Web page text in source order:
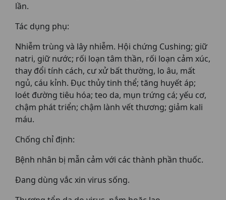
lần.
Tác dụng phụ:
Nhiễm trùng và lây nhiễm. Hội chứng Cushing; giữ
natri, giữ nước; rối loạn tâm thần, rối loạn cảm xúc,
thay đổi tính cách, cư xử bất thường, lo âu, mất
ngủ, cáu kỉnh. Đục thủy tinh thể; tăng huyết áp;
loét đường tiêu hóa; teo da, mụn trứng cá; yếu cơ,
chậm phát triển; chậm lành vết thương; giảm kali
máu.
Chống chỉ định:
Bệnh nhân bị mẫn cảm với các thành phần thuốc.
Đang dùng vắc xin virus sống.